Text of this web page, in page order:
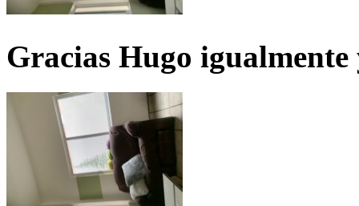
Gracias Hugo igualmente